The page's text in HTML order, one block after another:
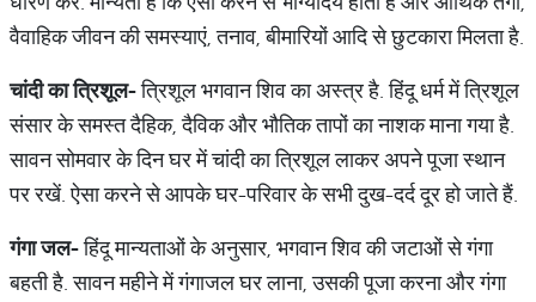
वैवाहिक जीवन की समस्याएं, तनाव, बीमारियों आदि से छुटकारा मिलता है.
चांदीकात्रिशूल-त्रिशूल भगवान शिव का अस्त्र है. हिंदू धर्म में त्रिशूल
संसार के समस्त दैहिक, दैविक और भौतिक तापों का नाशक माना गया है.
सावन सोमवार के दिन घर में चांदी का त्रिशूल लाकर अपने पूजा स्थान
पर रखें. ऐसा करने से आपके घर-परिवार के सभी दुख-दर्द दूर हो जाते हैं.
गंगाजल-हिंदू मान्यताओं के अनुसार, भगवान शिव की जटाओं से गंगा
बहती है. सावन महीने में गंगाजल घर लाना, उसकी पूजा करना और गंगा